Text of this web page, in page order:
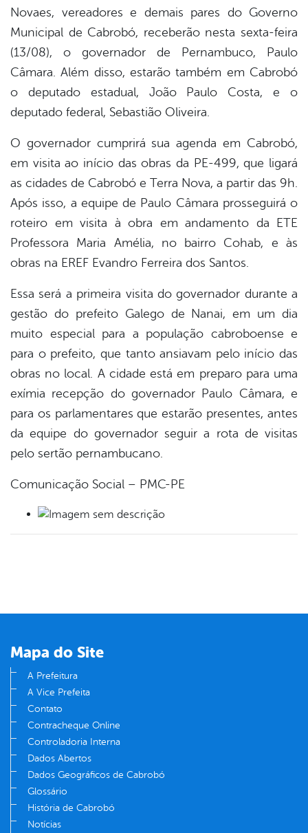
Novaes, vereadores e demais pares do Governo
Municipal de Cabrobó, receberão nesta sexta-feira
(13/08), o governador de Pernambuco, Paulo
Câmara. Além disso, estarão também em Cabrobó
o deputado estadual, João Paulo Costa, e o
deputado federal, Sebastião Oliveira.
O governador cumprirá sua agenda em Cabrobó,
em visita ao início das obras da PE-499, que ligará
as cidades de Cabrobó e Terra Nova, a partir das 9h.
Após isso, a equipe de Paulo Câmara prosseguirá o
roteiro em visita à obra em andamento da ETE
Professora Maria Amélia, no bairro Cohab, e às
obras na EREF Evandro Ferreira dos Santos.
Essa será a primeira visita do governador durante a
gestão do prefeito Galego de Nanai, em um dia
muito especial para a população cabroboense e
para o prefeito, que tanto ansiavam pelo início das
obras no local. A cidade está em preparo para uma
exímia recepção do governador Paulo Câmara, e
para os parlamentares que estarão presentes, antes
da equipe do governador seguir a rota de visitas
pelo sertão pernambucano.
Comunicação Social – PMC-PE
Mapa do Site
A Prefeitura
A Vice Prefeita
Contato
Contracheque Online
Controladoria Interna
Dados Abertos
Dados Geográficos de Cabrobó
Glossário
História de Cabrobó
Notícias